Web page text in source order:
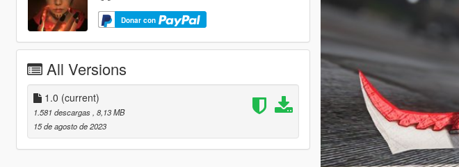
Donar con
All Versions
1.0 (current)
1.581 descargas , 8,13 MB
15 de agosto de 2023